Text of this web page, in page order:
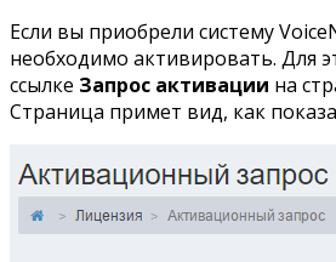
Если вы приобрели систему
необходимо активировать. Для
ссылке Запрос активации на
Страница примет вид, как